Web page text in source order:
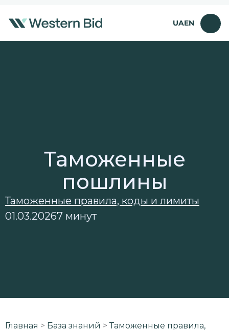
UAEN
Таможенные
пошлины
Таможенные правила, коды и лимиты
01.03.20267 минут
Главная > База знаний >Таможенные правила,